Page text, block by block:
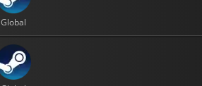
Global